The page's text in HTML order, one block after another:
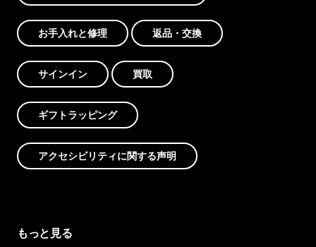
お手入れと修理 返品・交換
サインイン 買取
ギフトラッピング
アクセシビリティに関する声明
もっと見る